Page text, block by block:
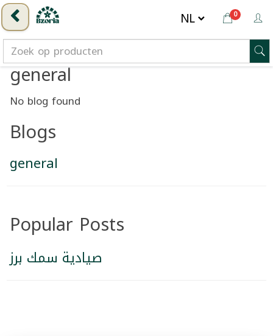
0
general
No blog found
Blogs
general
Popular Posts
صيادية سمك برز